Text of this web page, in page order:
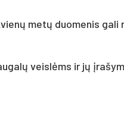
metų duomenis gali
veislėms ir jų